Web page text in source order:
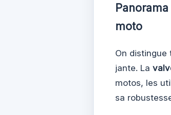
moto
On distingue
jante. La
motos, les
sa